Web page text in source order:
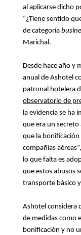
al aplicarse dicho
“¿Tiene sentido
de categoría
Marichal.
Desde hace año y
anual de Ashotel
patronal hotelera
observatorio de
la evidencia se ha
que era un secreto
que la bonificación
compañías
lo que falta es
que estos abusos
transporte básico
Ashotel considera
de medidas como
bonificación y no